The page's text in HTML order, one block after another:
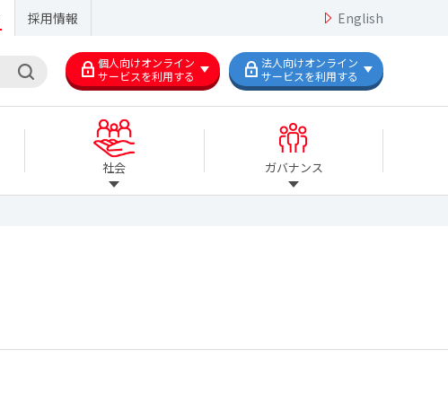
採用情報 English
個人向けオンライン
サービスを利用する
法人向けオンライン
サービスを利用する
社会 ガバナンス